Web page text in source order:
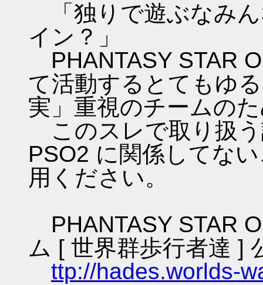
「独りで遊ぶなみ
イン？」
PHANTASY STAR
て活動するとてもゆ
実」重視のチームの
このスレで取り扱
PSO2 に関係してな
用ください。
PHANTASY STAR
ム [ 世界群歩行者達 ]
ttp://hades.worlds-